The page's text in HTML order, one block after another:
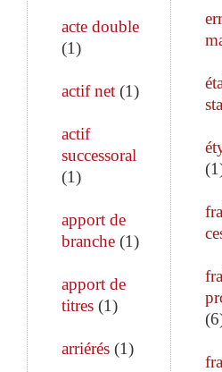
acte double
(1)
actif net (1)
actif
successoral
(1)
apport de
branche (1)
apport de
titres (1)
arriérés (1)
(1
(6